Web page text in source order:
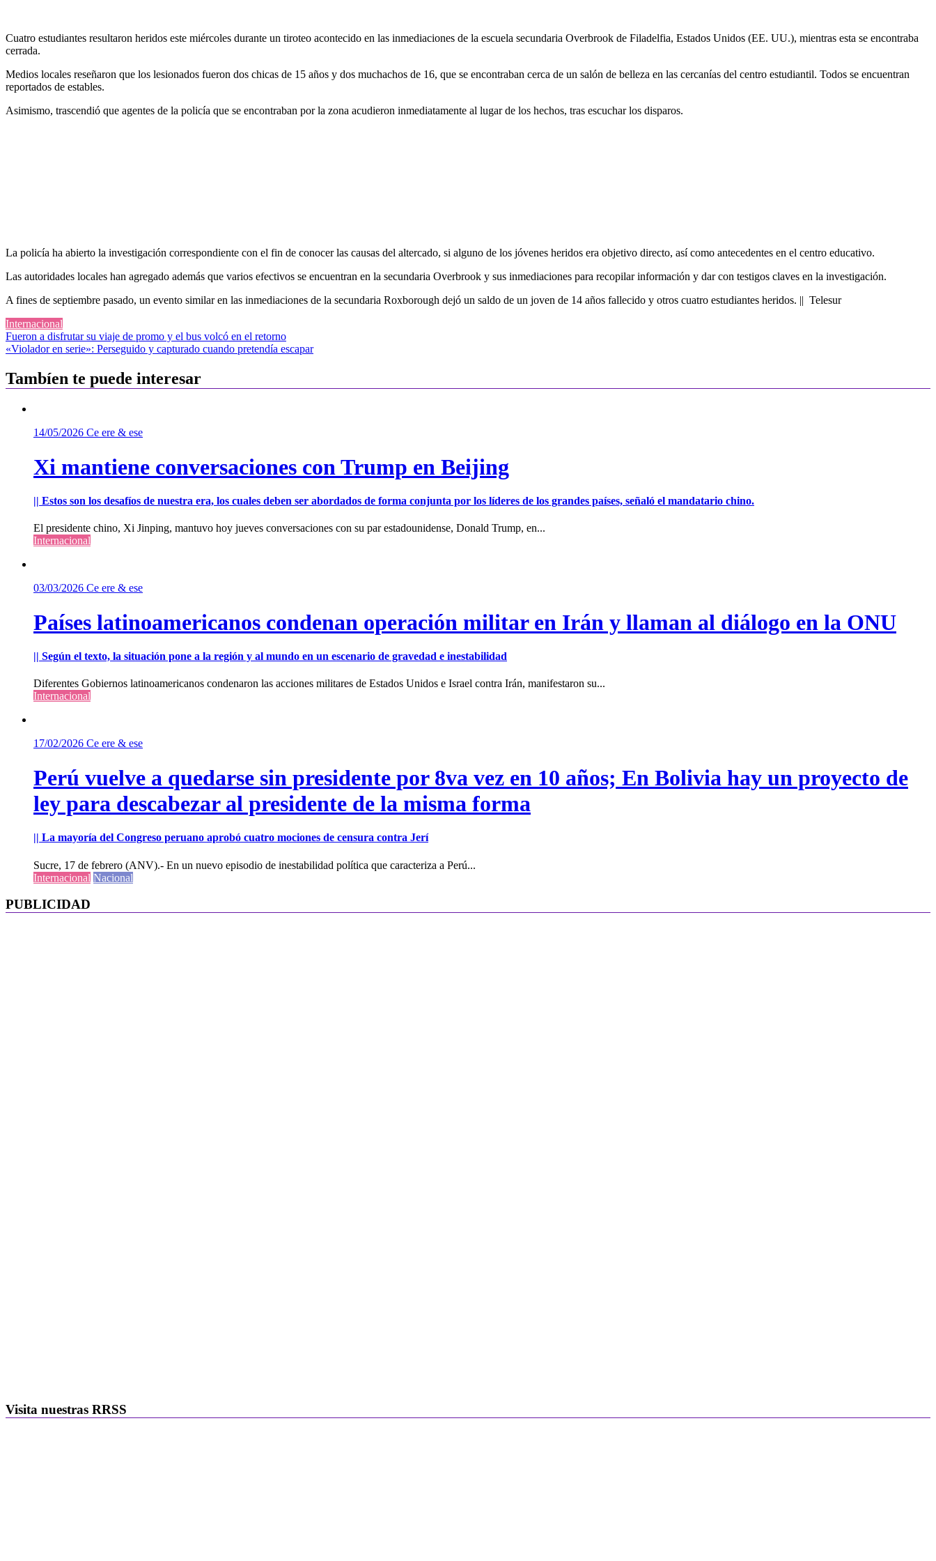
Cuatro estudiantes resultaron heridos este miércoles durante un tiroteo acontecido en las inmediaciones de la escuela secundaria Overbrook de Filadelfia, Estados Unidos (EE. UU.), mientras esta se encontraba
cerrada.
Medios locales reseñaron que los lesionados fueron dos chicas de 15 años y dos muchachos de 16, que se encontraban cerca de un salón de belleza en las cercanías del centro estudiantil. Todos se encuentran
reportados de estables.
Asimismo, trascendió que agentes de la policía que se encontraban por la zona acudieron inmediatamente al lugar de los hechos, tras escuchar los disparos.
La policía ha abierto la investigación correspondiente con el fin de conocer las causas del altercado, si alguno de los jóvenes heridos era objetivo directo, así como antecedentes en el centro educativo.
Las autoridades locales han agregado además que varios efectivos se encuentran en la secundaria Overbrook y sus inmediaciones para recopilar información y dar con testigos claves en la investigación.
A fines de septiembre pasado, un evento similar en las inmediaciones de la secundaria Roxborough dejó un saldo de un joven de 14 años fallecido y otros cuatro estudiantes heridos. || Telesur
Internacional
Navegación
de
entradas
Fueron a disfrutar su viaje de promo y el bus volcó en el retorno
«Violador en serie»: Perseguido y capturado cuando pretendía escapar
Tambíen te puede interesar
14/05/2026 Ce ere & ese
Xi mantiene conversaciones con Trump en Beijing
|| Estos son los desafíos de nuestra era, los cuales deben ser abordados de forma conjunta por los líderes de los grandes países, señaló el mandatario chino.
El presidente chino, Xi Jinping, mantuvo hoy jueves conversaciones con su par estadounidense, Donald Trump, en...
Internacional
03/03/2026 Ce ere & ese
Países latinoamericanos condenan operación militar en Irán y llaman al diálogo en la ONU
|| Según el texto, la situación pone a la región y al mundo en un escenario de gravedad e inestabilidad
Diferentes Gobiernos latinoamericanos condenaron las acciones militares de Estados Unidos e Israel contra Irán, manifestaron su...
Internacional
17/02/2026 Ce ere & ese
Perú vuelve a quedarse sin presidente por 8va vez en 10 años; En Bolivia hay un proyecto de
ley para descabezar al presidente de la misma forma
|| La mayoría del Congreso peruano aprobó cuatro mociones de censura contra Jerí
Sucre, 17 de febrero (ANV).- En un nuevo episodio de inestabilidad política que caracteriza a Perú...
Internacional Nacional
PUBLICIDAD
Visita nuestras RRSS